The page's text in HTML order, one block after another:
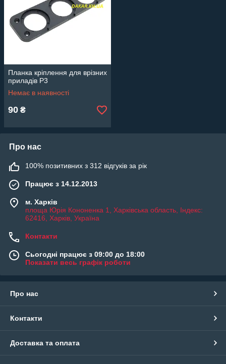
Планка кріплення для врізних
приладів Р3
Немає в наявності
90 ₴
Про нас
100% позитивних з 312 відгуків за рік
Працює з 14.12.2013
м. Харків
площа Юрія Кононенка 1, Харківська область, Індекс:
62416, Харків, Україна
Контакти
Сьогодні працює з 09:00 до 18:00
Показати весь графік роботи
Про нас
Контакти
Доставка та оплата